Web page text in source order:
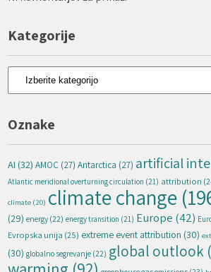
Kategorije
Kategorije
Oznake
AI (32) AMOC (27) Antarctica (27) artificial
Atlantic meridional overturning circulation (21) attribution
climate (20) climate change
(29) energy (22) energy transition (21) Europe (42)
Evropska unija (25) extreme event attribution (30)
(30) globalno segrevanje (22) global outlook